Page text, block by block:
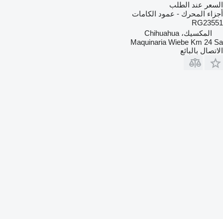
السعر عند الطلب
أجزاء المحرك - عمود الكامات
RG23551
المكسيك، Chihuahua
Maquinaria Wiebe Km 24 Sa
الاتصال بالبائع